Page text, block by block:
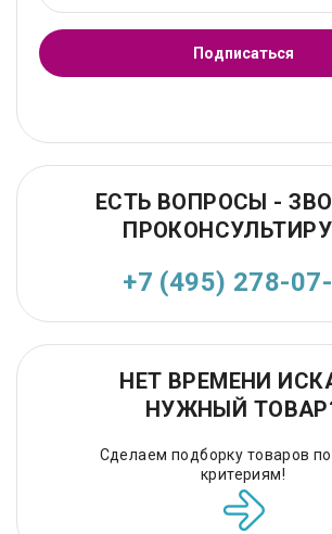
Подписаться
ЕСТЬ ВОПРОСЫ -
+7 (495) 278-
НЕТ ВРЕМЕНИ
НУЖНЫЙ
Сделаем подборку товаров
критериям!